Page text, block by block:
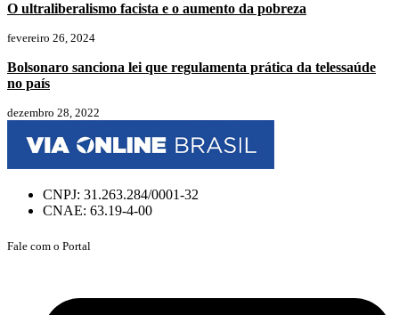
O ultraliberalismo facista e o aumento da pobreza
fevereiro 26, 2024
Bolsonaro sanciona lei que regulamenta prática da telessaúde
no país
dezembro 28, 2022
CNPJ: 31.263.284/0001-32
CNAE: 63.19-4-00
Fale com o Portal